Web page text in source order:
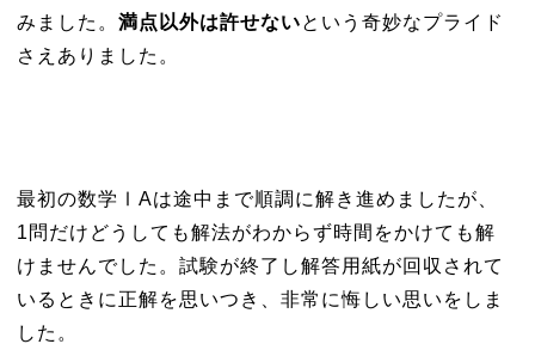
みました。 満点以外は許せないという奇妙なプライド
さえありました。
最初の数学ⅠAは途中まで順調に解き進めましたが、
1問だけどうしても解法がわからず時間をかけても解
けませんでした。試験が終了し解答用紙が回収されて
いるときに正解を思いつき、非常に悔しい思いをしま
した。